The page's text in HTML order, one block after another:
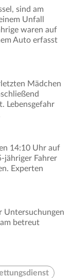
sind am
Unfall
waren auf
Auto erfasst
Mädchen
Lebensgefahr
14:10 Uhr auf
jähriger Fahrer
Experten
Untersuchungen
betreut